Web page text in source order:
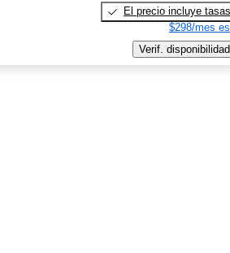
El precio incluye tasas
$298/mes
Verif. disponibilidad